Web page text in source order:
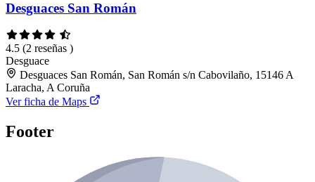
Desguaces San Román
4.5 (2 reseñas )
Desguace
Desguaces San Román, San Román s/n Cabovilaño, 15146 A
Laracha, A Coruña
Ver ficha de Maps
Footer